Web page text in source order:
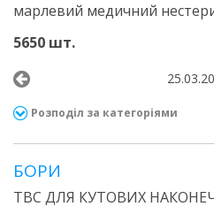
марлевий медичний
5650 шт.
Розподіл за категоріями
БОРИ
ТВС ДЛЯ КУТОВИХ